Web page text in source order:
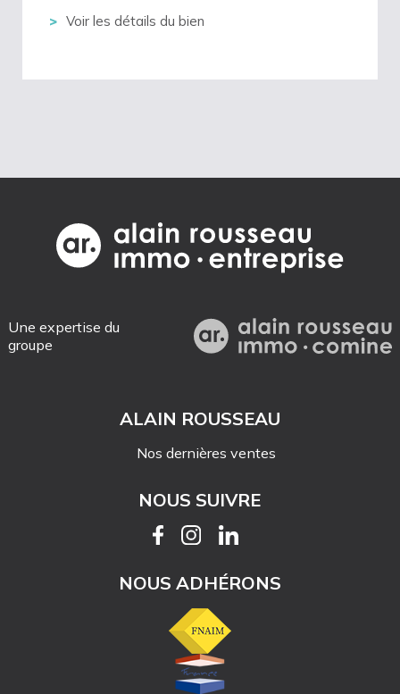
Voir les détails du bien
Une expertise du
groupe
ALAIN ROUSSEAU
Nos dernières ventes
NOUS SUIVRE
NOUS ADHÉRONS